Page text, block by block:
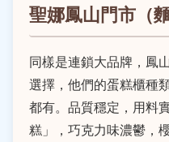
聖娜鳳山門市（
同樣是連鎖大品牌，鳳
選擇，他們的蛋糕櫃種
都有。品質穩定，用料
糕」，巧克力味濃鬱，